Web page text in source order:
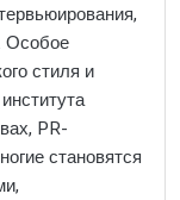
Особое
стиля и
PR-
становятся